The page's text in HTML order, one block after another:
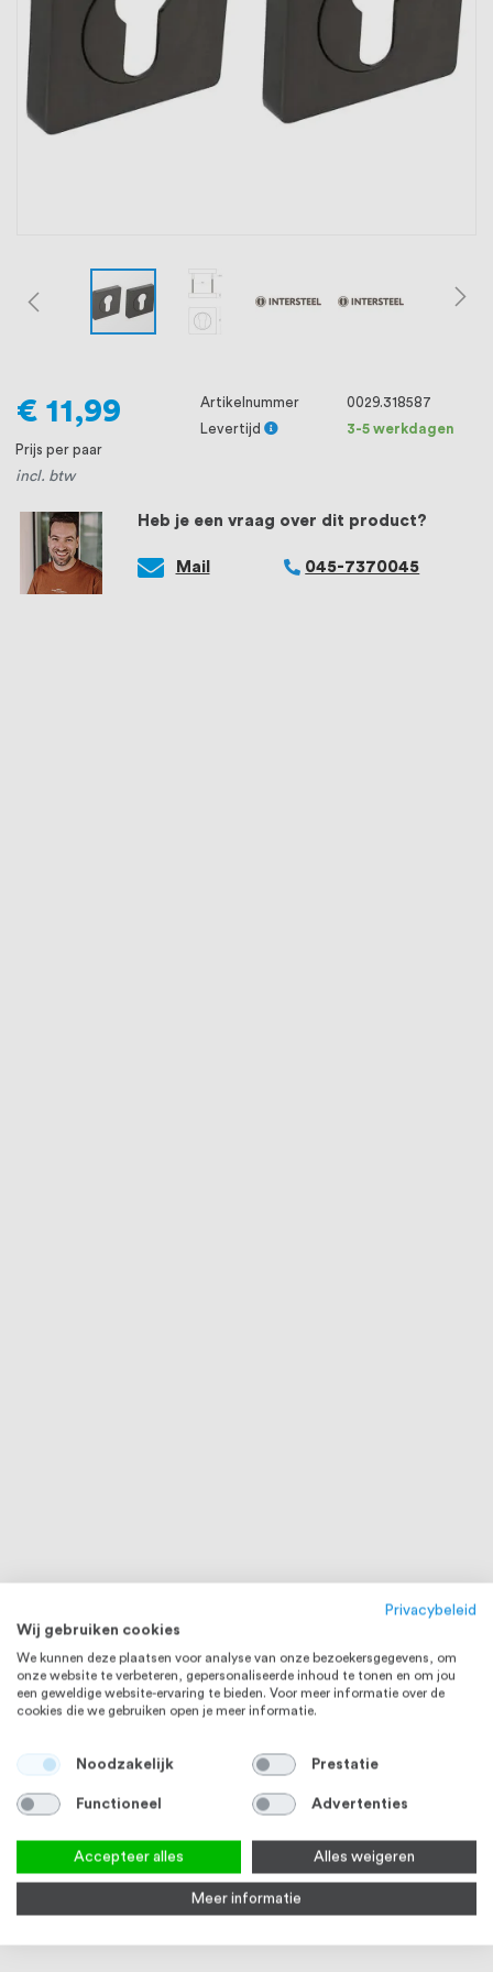
ons voorop, want we geloven dat een
goede relatie met onze klanten het
verschil maakt.
Heb je een vraag over dit product?
Mail 045-7370045
€ 11,99
Prijs per paar
incl. btw
Artikelnummer
0029.318587
Levertijd
3-5 werkdagen
Privacybeleid
Wij gebruiken cookies
We kunnen deze plaatsen voor analyse van onze bezoekersgegevens, om
onze website te verbeteren, gepersonaliseerde inhoud te tonen en om jou
een geweldige website-ervaring te bieden. Voor meer informatie over de
cookies die we gebruiken open je meer informatie.
Noodzakelijk Prestatie
Functioneel Advertenties
Accepteer alles Alles weigeren
Meer informatie